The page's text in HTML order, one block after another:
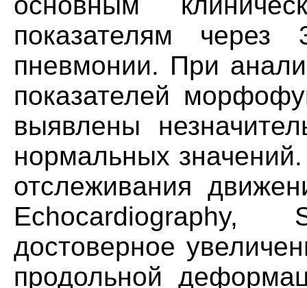
показателям
пневмонии. При
показателей
выявлены
нормальных
отслеживания
достоверное
продольной